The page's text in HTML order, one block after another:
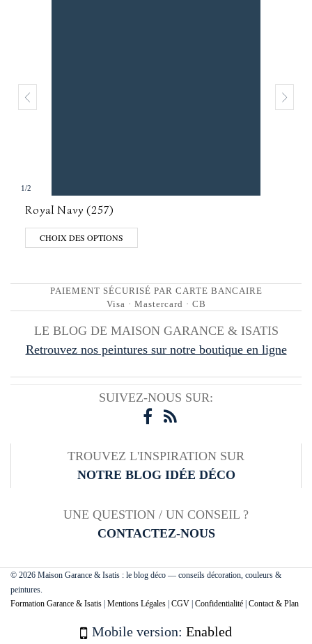
1/2
Royal Navy (257)
CHOIX DES OPTIONS
PAIEMENT SÉCURISÉ PAR CARTE BANCAIRE
Visa · Mastercard · CB
LE BLOG DE MAISON GARANCE & ISATIS
Retrouvez nos peintures sur notre boutique en ligne
SUIVEZ-NOUS SUR:
TROUVEZ L'INSPIRATION SUR
NOTRE BLOG IDÉE DÉCO
UNE QUESTION / UN CONSEIL ?
CONTACTEZ-NOUS
© 2026 Maison Garance & Isatis : le blog déco — conseils décoration, couleurs &
peintures.
Formation Garance & Isatis | Mentions Légales | CGV | Confidentialité | Contact & Plan
Mobile version: Enabled